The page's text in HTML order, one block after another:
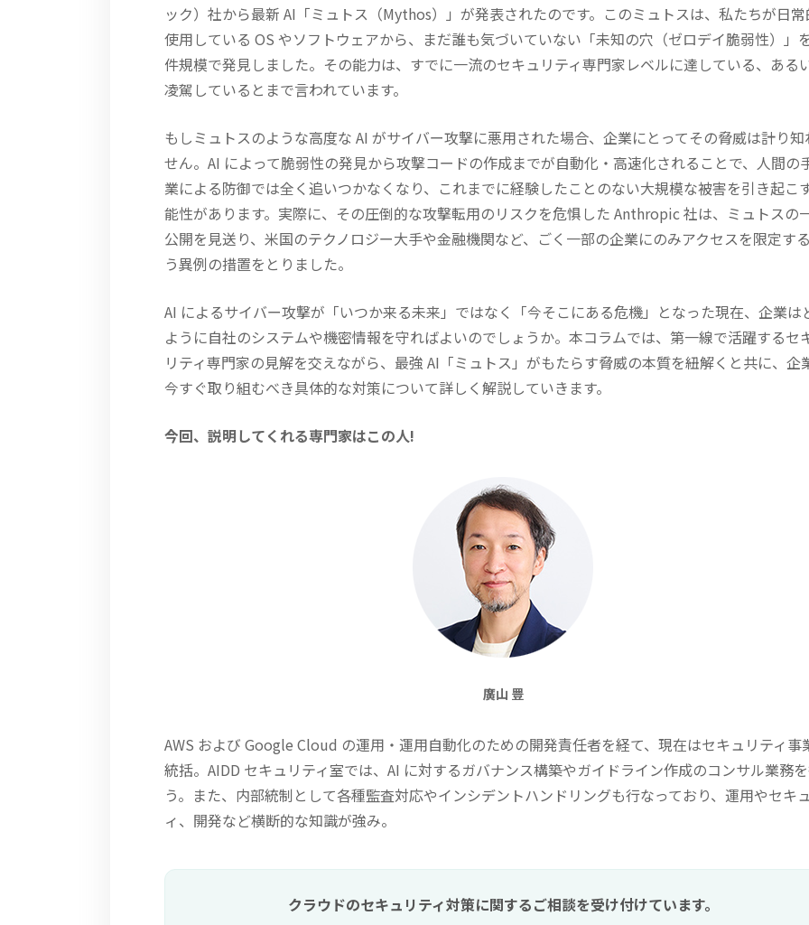
ック）社から最新 AI「ミュトス（Mythos）」が発表されたのです。このミュトスは、私たちが日常
使用している OS やソフトウェアから、まだ誰も気づいていない「未知の穴（ゼロデイ脆弱性）」
件規模で発見しました。その能力は、すでに一流のセキュリティ専門家レベルに達している、ある
凌駕しているとまで言われています。
もしミュトスのような高度な AI がサイバー攻撃に悪用された場合、企業にとってその脅威は計り知
せん。AI によって脆弱性の発見から攻撃コードの作成までが自動化・高速化されることで、人間の
業による防御では全く追いつかなくなり、これまでに経験したことのない大規模な被害を引き起こ
能性があります。実際に、その圧倒的な攻撃転用のリスクを危惧した Anthropic 社は、ミュトスの
公開を見送り、米国のテクノロジー大手や金融機関など、ごく一部の企業にのみアクセスを限定す
う異例の措置をとりました。
AI によるサイバー攻撃が「いつか来る未来」ではなく「今そこにある危機」となった現在、企業は
ように自社のシステムや機密情報を守ればよいのでしょうか。本コラムでは、第一線で活躍するセ
リティ専門家の見解を交えながら、最強 AI「ミュトス」がもたらす脅威の本質を紐解くと共に、企
今すぐ取り組むべき具体的な対策について詳しく解説していきます。
今回、説明してくれる専門家はこの人!
廣山 豊
AWS および Google Cloud の運用・運用自動化のための開発責任者を経て、現在はセキュリティ事
統括。AIDD セキュリティ室では、AI に対するガバナンス構築やガイドライン作成のコンサル業務
う。また、内部統制として各種監査対応やインシデントハンドリングも行なっており、運用やセキ
ィ、開発など横断的な知識が強み。
クラウドのセキュリティ対策に関するご相談を受け付けています。